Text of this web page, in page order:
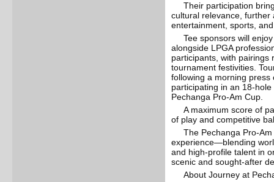
Their participation
cultural relevance, further
entertainment, sports,
Tee sponsors will
alongside LPGA
participants, with pairings
tournament festivities.
following a morning
participating in an 18-
Pechanga Pro-Am Cup.
A maximum score of
of play and competitive
The Pechanga Pro-
experience—blending
and high-profile talent in
scenic and sought-after
About Journey at